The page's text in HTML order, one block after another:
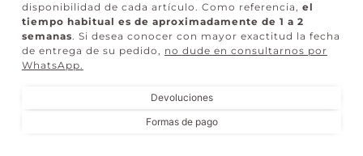
Devoluciones
Formas de pago
disponibilidad de cada artículo. Como referencia, el
tiempo habitual es de aproximadamente de 1 a 2
semanas. Si desea conocer con mayor exactitud la fecha
de entrega de su pedido, no dude en consultarnos por
WhatsApp.